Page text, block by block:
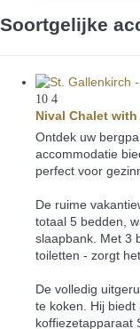
Soortgelijke
10 4
Nival Chalet
Ontdek uw
accommodatie
perfect voor
De ruime
totaal 5 bedden,
slaapbank. Met 3
toiletten - zorgt
De volledig
te koken. Hij biedt
koffiezetapparaat